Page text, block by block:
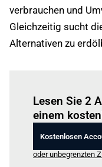
verbrauchen und
Gleichzeitig sucht
Alternativen zu
Lesen Sie 2
einem
Kostenlosen
oder unbegrenzten